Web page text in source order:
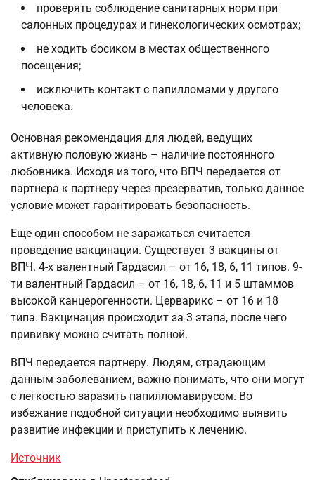
проверять соблюдение санитарных норм при
салонных процедурах и гинекологических осмотрах;
не ходить босиком в местах общественного
посещения;
исключить контакт с папилломами у другого
человека.
Основная рекомендация для людей, ведущих
активную половую жизнь – наличие постоянного
любовника. Исходя из того, что ВПЧ передается от
партнера к партнеру через презерватив, только данное
условие может гарантировать безопасность.
Еще один способом не заражаться считается
проведение вакцинации. Существует 3 вакцины от
ВПЧ. 4-х валентный Гардасил – от 16, 18, 6, 11 типов. 9-
ти валентный Гардасил – от 16, 18, 6, 11 и 5 штаммов
высокой канцерогенности. Церварикс – от 16 и 18
типа. Вакцинация происходит за 3 этапа, после чего
прививку можно считать полной.
ВПЧ передается партнеру. Людям, страдающим
данным заболеванием, важно понимать, что они могут
с легкостью заразить папилломавирусом. Во
избежание подобной ситуации необходимо выявить
развитие инфекции и приступить к лечению.
Источник